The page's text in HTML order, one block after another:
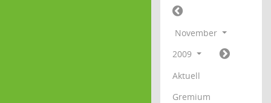
November
2009
Aktuell
Gremium